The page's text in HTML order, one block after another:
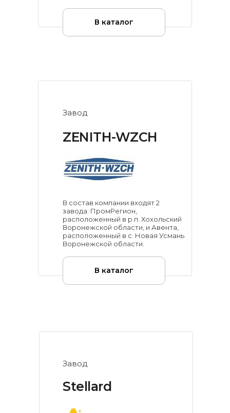
Stellard
Завод
В каталог
ZENITH-WZCH
Завод
В каталог
В состав компании входят 2
завода: ПромРегион,
расположенный в р.п. Хохольский
Воронежской области, и Авента,
расположенный в с. Новая Усмань
Воронежской области.